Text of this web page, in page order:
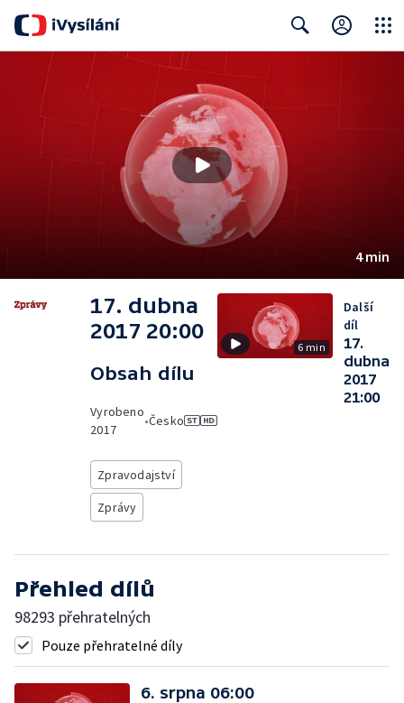
4 min
17. dubna
2017 20:00
Obsah dílu
Vyrobeno
2017
•Česko
Zpravodajství
Zprávy
6 min
Další
díl
17.
dubna
2017
21:00
Přehled dílů
98293 přehratelných
Pouze přehratelné díly
6. srpna 06:00